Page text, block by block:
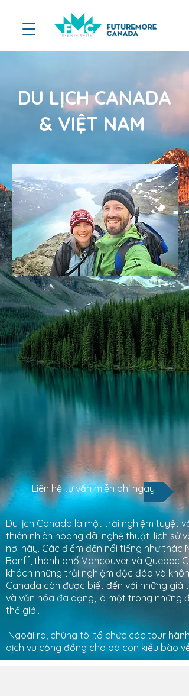
Liên hệ tư vấn miễn phí ngay !
DU LỊCH CANADA
& VIỆT NAM
Du lịch Canada là một trải nghiệm tuyệt
thiên nhiên hoang dã, nghệ thuật, lịch sử
nơi này. Các điểm đến nổi tiếng như thác
Banff, thành phố Vancouver và Quebec
khách những trải nghiệm độc đáo và
Canada còn được biết đến với những giá
và văn hóa đa dạng, là một trong những
thế giới.
Ngoài ra, chúng tôi tổ chức các tour
dịch vụ cộng đồng cho bà con kiều bào